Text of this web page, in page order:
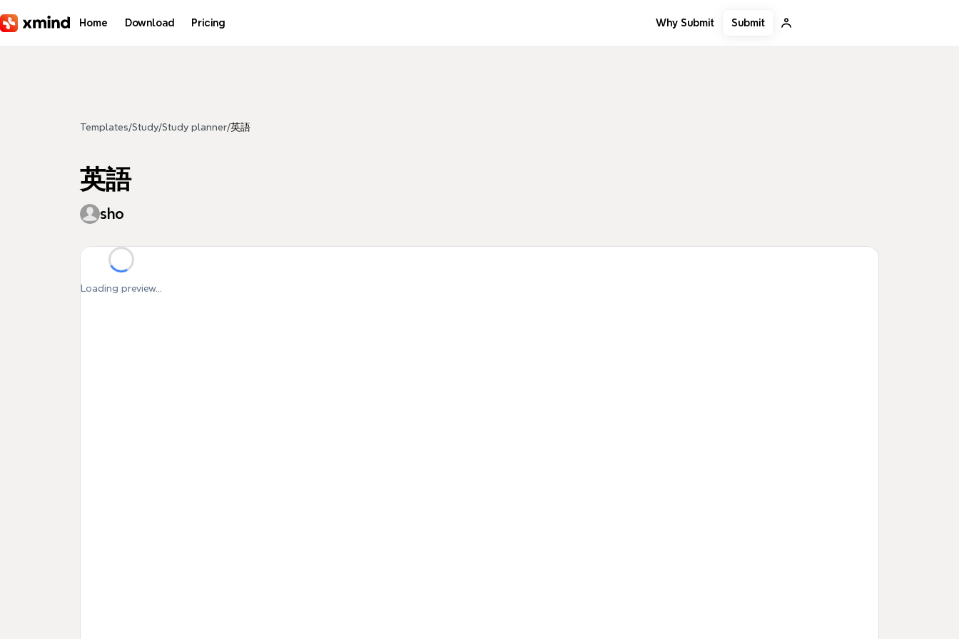
Home Download Pricing Why Submit Submit
Templates/Study/Study planner/英語
英語
sho
Loading preview...